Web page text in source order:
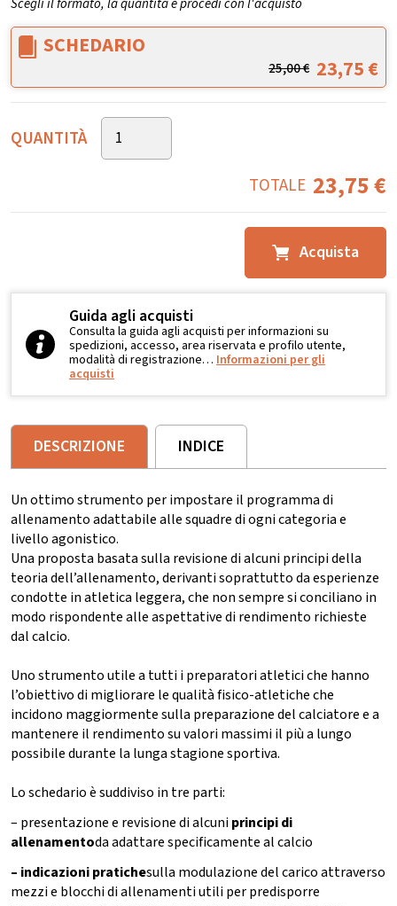
Scegli il formato, la quantità e procedi con l'acquisto
SCHEDARIO
25,00€ 23,75€
QUANTITÀ
TOTALE 23,75€
Acquista
Guida agli acquisti
Consulta la guida agli acquisti per informazioni su
spedizioni, accesso, area riservata e profilo utente,
modalità di registrazione… Informazioni per gli
acquisti
DESCRIZIONE INDICE
Un ottimo strumento per impostare il programma di
allenamento adattabile alle squadre di ogni categoria e
livello agonistico.
Una proposta basata sulla revisione di alcuni principi della
teoria dell’allenamento, derivanti soprattutto da esperienze
condotte in atletica leggera, che non sempre si conciliano in
modo rispondente alle aspettative di rendimento richieste
dal calcio.
Uno strumento utile a tutti i preparatori atletici che hanno
l’obiettivo di migliorare le qualità fisico-atletiche che
incidono maggiormente sulla preparazione del calciatore e a
mantenere il rendimento su valori massimi il più a lungo
possibile durante la lunga stagione sportiva.
Lo schedario è suddiviso in tre parti:
– presentazione e revisione di alcuniprincipi di
allenamentoda adattare specificamente al calcio
– indicazioni pratichesulla modulazione del carico attraverso
mezzi e blocchi di allenamenti utili per predisporre